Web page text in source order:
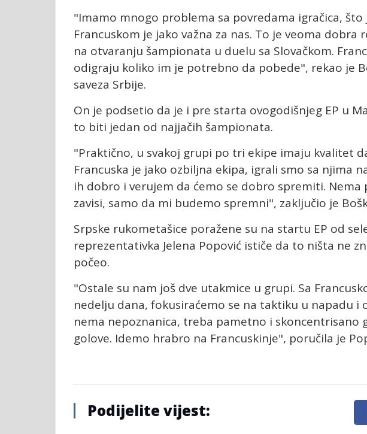
"Imamo mnogo problema sa povredama igračica,
Francuskom je jako važna za nas. To je veoma
na otvaranju šampionata u duelu sa Slovačkom.
odigraju koliko im je potrebno da pobede", rekao je
saveza Srbije.
On je podsetio da je i pre starta ovogodišnjeg EP u
to biti jedan od najjačih šampionata.
"Praktično, u svakoj grupi po tri ekipe imaju kvalitet
Francuska je jako ozbiljna ekipa, igrali smo sa njima
ih dobro i verujem da ćemo se dobro spremiti. Nema
zavisi, samo da mi budemo spremni", zaključio je
Srpske rukometašice poražene su na startu EP od
reprezentativka Jelena Popović ističe da to ništa ne
počeo.
"Ostale su nam još dve utakmice u grupi. Sa
nedelju dana, fokusiraćemo se na taktiku u napadu i
nema nepoznanica, treba pametno i skoncentrisano
golove. Idemo hrabro na Francuskinje", poručila je
Podijelite vijest: